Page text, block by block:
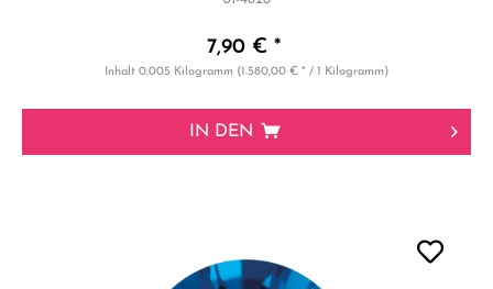
7,90 € *
Inhalt0.005 Kilogramm (1.580,00 € * / 1 Kilogramm)
IN DEN